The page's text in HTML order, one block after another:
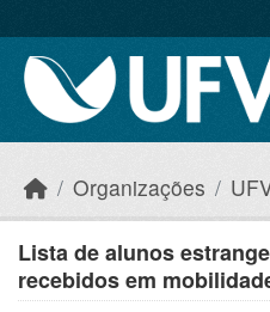
Organizações
Lista de alunos
recebidos em